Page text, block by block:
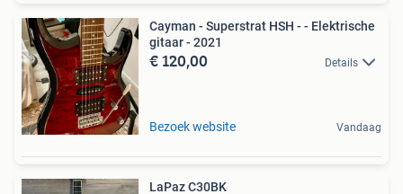
Cayman - Superstrat HSH - - Elektrische
gitaar - 2021
€ 120,00 Details
Bezoek website Vandaag
LaPaz C30BK